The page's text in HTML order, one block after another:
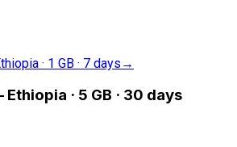
· 1 GB · 7 days →
Ethiopia · 5 GB · 30 days